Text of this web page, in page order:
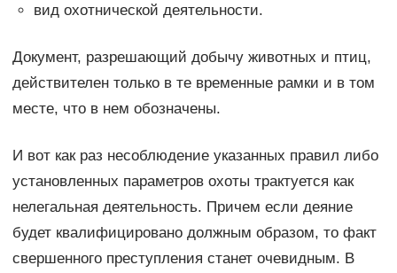
вид охотнической деятельности.
Документ, разрешающий добычу животных и птиц,
действителен только в те временные рамки и в том
месте, что в нем обозначены.
И вот как раз несоблюдение указанных правил либо
установленных параметров охоты трактуется как
нелегальная деятельность. Причем если деяние
будет квалифицировано должным образом, то факт
свершенного преступления станет очевидным. В